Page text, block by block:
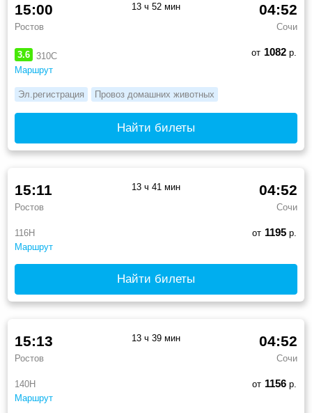
3.6
310С
Маршрут
15:00
Ростов
04:52
Сочи
13 ч 52 мин
от 1082р.
Эл.регистрация Провоз домашних животных
Найти билеты
116Н
Маршрут
15:11
Ростов
04:52
Сочи
13 ч 41 мин
от 1195р.
Найти билеты
140Н
Маршрут
15:13
Ростов
04:52
Сочи
13 ч 39 мин
от 1156р.